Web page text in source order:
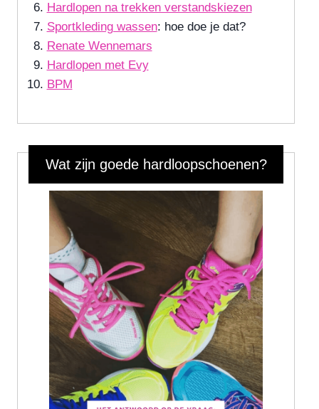
Hardlopen na trekken verstandskiezen
Sportkleding wassen: hoe doe je dat?
Renate Wennemars
Hardlopen met Evy
BPM
Wat zijn goede hardloopschoenen?